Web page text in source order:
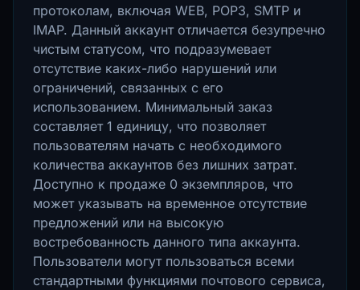
протоколам, включая WEB, POP3, SMTP и
IMAP. Данный аккаунт отличается безупречно
чистым статусом, что подразумевает
отсутствие каких-либо нарушений или
ограничений, связанных с его
использованием. Минимальный заказ
составляет 1 единицу, что позволяет
пользователям начать с необходимого
количества аккаунтов без лишних затрат.
Доступно к продаже 0 экземпляров, что
может указывать на временное отсутствие
предложений или на высокую
востребованность данного типа аккаунта.
Пользователи могут пользоваться всеми
стандартными функциями почтового сервиса,